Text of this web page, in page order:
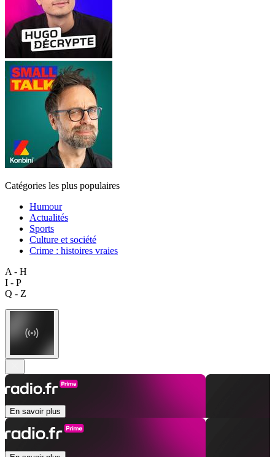
Catégories les plus populaires
Humour
Actualités
Sports
Culture et société
Crime : histoires vraies
A - H
I - P
Q - Z
En savoir plus